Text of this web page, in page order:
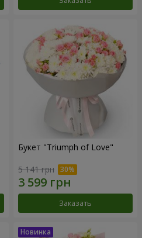
Букет "Triumph of Love"
5 141 грн
Заказать